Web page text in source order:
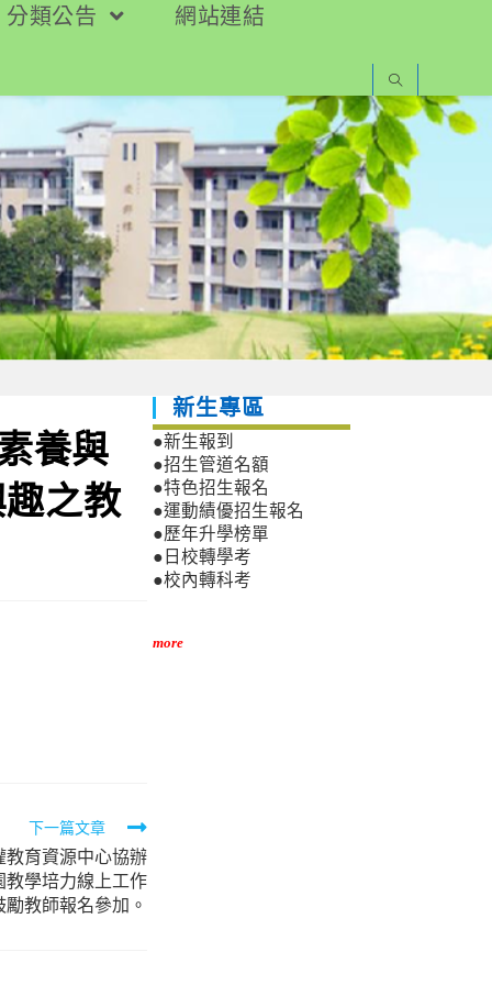
分類公告
網站連結
養與
之教
下一篇文章
育資源中心協辦
教學培力線上工作
教師報名參加。
新生專區
●新生報到
●招生管道名額
●特色招生報名
●運動績優招生報名
●歷年升學榜單
●日校轉學考
●校內轉科考
more